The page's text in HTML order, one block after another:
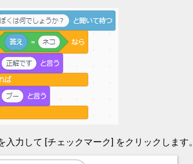
入力して [チェックマーク] をクリックします。